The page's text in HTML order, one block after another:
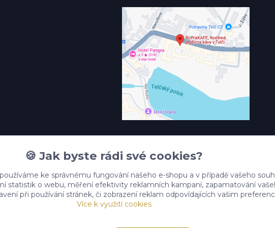
🍪 Jak byste rádi své cookies?
ke správnému fungování našeho e-shopu a v případě vašeho
statistik o webu, měření efektivity reklamních kampaní, zapamatování
při používání stránek, či zobrazení reklam odpovídajících vašim
Více k využití cookies